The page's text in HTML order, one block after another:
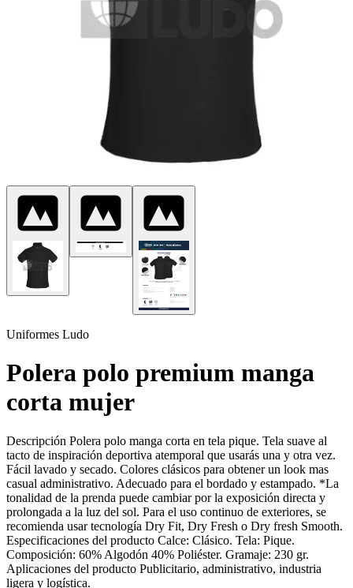
Uniformes Ludo
Polera polo premium manga
corta mujer
Descripción Polera polo manga corta en tela pique. Tela suave al
tacto de inspiración deportiva atemporal que usarás una y otra vez.
Fácil lavado y secado. Colores clásicos para obtener un look mas
casual administrativo. Adecuado para el bordado y estampado. *La
tonalidad de la prenda puede cambiar por la exposición directa y
prolongada a la luz del sol. Para el uso continuo de exteriores, se
recomienda usar tecnología Dry Fit, Dry Fresh o Dry fresh Smooth.
Especificaciones del producto Calce: Clásico. Tela: Pique.
Composición: 60% Algodón 40% Poliéster. Gramaje: 230 gr.
Aplicaciones del producto Publicitario, administrativo, industria
ligera y logística.